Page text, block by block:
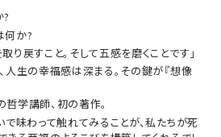
何か?
り戻すこと。そして五感を磨くことです」
人生の幸福感は深まる。その鍵が『想像
学講師、初の著作。
で味わって触れてみることが、私たちが死